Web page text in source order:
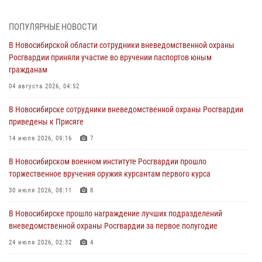
При силовой поддержке бойцов ОМОН и СОБР Росгвардии
пресечена деятельность группы лиц, причастных к мошенничеству
в сфере страхования
В Новосибирске сотрудниками вневедомственной охраны
Росгвардии задержан гражданин, находящийся в розыске
В Новосибирске военнослужащие отряда спецназа «Ермак»
Росгвардии провели занятия по беспарашютному десантированию
В Новосибирске военнослужащие Росгвардии почтили память детей
– жертв войны в Донбассе
ПОПУЛЯРНЫЕ НОВОСТИ
В Новосибирской области сотрудники вневедомственной охраны
Росгвардии приняли участие во вручении паспортов юным
гражданам
04 августа 2026, 04:52
В Новосибирске сотрудники вневедомственной охраны Росгвардии
приведены к Присяге
14 июля 2026, 09:16 7
В Новосибирском военном институте Росгвардии прошло
торжественное вручения оружия курсантам первого курса
30 июля 2026, 08:11 8
В Новосибирске прошло награждение лучших подразделений
вневедомственной охраны Росгвардии за первое полугодие
24 июля 2026, 02:32 4